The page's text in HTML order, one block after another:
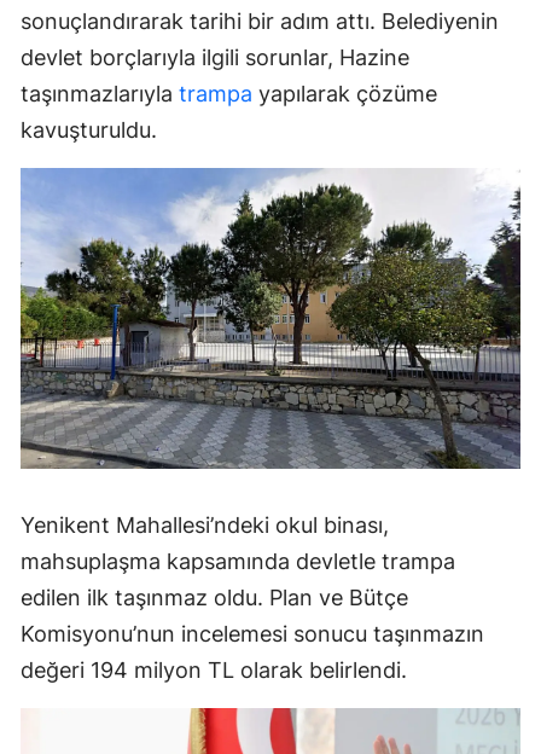
sonuçlandırarak tarihi bir adım attı. Belediyenin
devlet borçlarıyla ilgili sorunlar, Hazine
taşınmazlarıyla trampa yapılarak çözüme
kavuşturuldu.
Yenikent Mahallesi’ndeki okul binası,
mahsuplaşma kapsamında devletle trampa
edilen ilk taşınmaz oldu. Plan ve Bütçe
Komisyonu’nun incelemesi sonucu taşınmazın
değeri 194 milyon TL olarak belirlendi.